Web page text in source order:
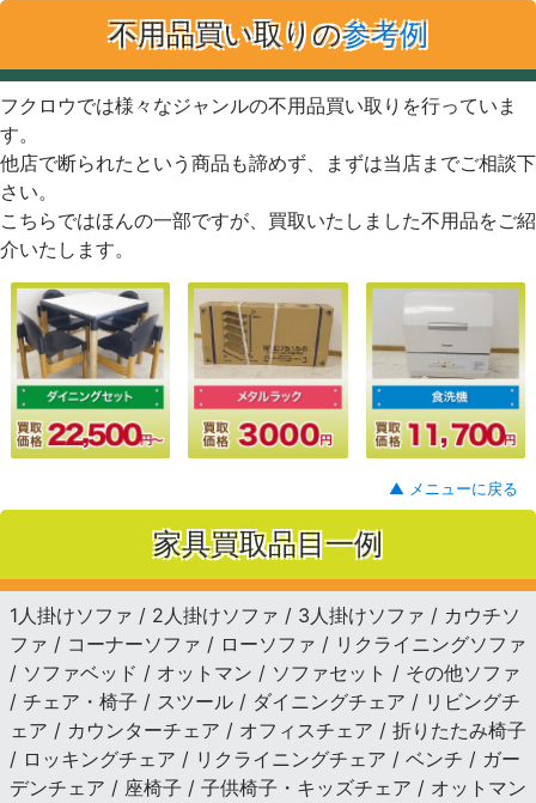
不用品買い取りの参考例
フクロウでは様々なジャンルの不用品買い取りを行っていま
す。
他店で断られたという商品も諦めず、まずは当店までご相談下
さい。
こちらではほんの一部ですが、買取いたしました不用品をご紹
介いたします。
▲ メニューに戻る
家具買取品目一例
1人掛けソファ / 2人掛けソファ / 3人掛けソファ / カウチソ
ファ / コーナーソファ / ローソファ / リクライニングソファ
/ ソファベッド / オットマン / ソファセット / その他ソファ
/ チェア・椅子 / スツール / ダイニングチェア / リビングチ
ェア / カウンターチェア / オフィスチェア / 折りたたみ椅子
/ ロッキングチェア / リクライニングチェア / ベンチ / ガー
デンチェア / 座椅子 / 子供椅子・キッズチェア / オットマン